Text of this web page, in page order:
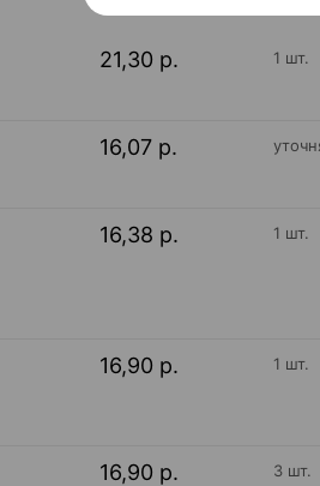
21,30 р. 1 шт.
16,07 р.
16,38 р. 1 шт.
16,90 р. 1 шт.
16,90 р. 3 шт.